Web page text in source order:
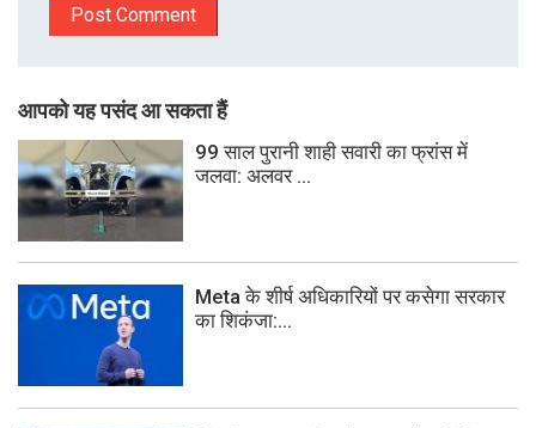
आपको यह पसंद आ सकता हैं
99 साल पुरानी शाही सवारी का फ्रांस में
जलवा: अलवर ...
Meta के शीर्ष अधिकारियों पर कसेगा सरकार
का शिकंजा:...